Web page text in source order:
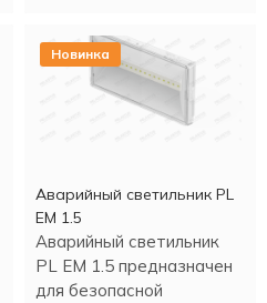
Новинка
Аварийный светильник PL
EM 1.5
Аварийный светильник
PL EM 1.5 предназначен
для безопасной